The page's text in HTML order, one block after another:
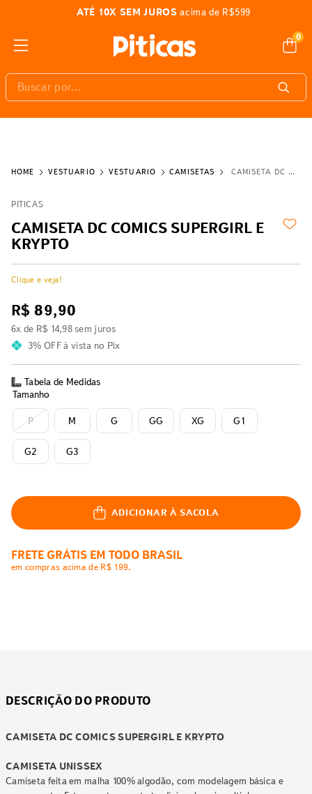
ATÉ 10X SEM JUROS acima de R$599
0
Buscar por...
VESTUÁRIO VESTUÁRIO CAMISETAS CAMISETA DC COMICS SUPERGIRL E KRYPTO
PITICAS
CAMISETA DC COMICS SUPERGIRL E
KRYPTO
Clique e veja!
R$ 89,90
6x de R$ 14,98sem juros
3% OFFà vista no Pix
Tabela de Medidas
Tamanho
P G
M GG XG
G3
G2
G1
ADICIONAR À SACOLA
FRETE GRÁTIS EM TODO BRASIL
em compras acima de R$ 199.
DESCRIÇÃO DO PRODUTO
CAMISETA DC COMICS SUPERGIRL E KRYPTO
CAMISETA UNISSEX
Camiseta feita em malha 100% algodão, com modelagem básica e